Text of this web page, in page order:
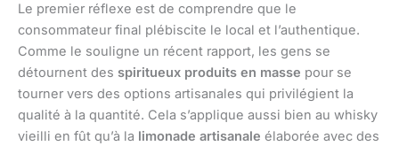
Le premier réflexe est de comprendre que le
consommateur final plébiscite le local et l’authentique.
Comme le souligne un récent rapport, les gens se
détournent des spiritueux produits en masse pour se
tourner vers des options artisanales qui privilégient la
qualité à la quantité. Cela s’applique aussi bien au whisky
vieilli en fût qu’à la limonade artisanale élaborée avec des